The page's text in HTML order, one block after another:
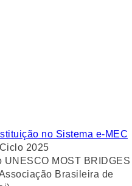
no Sistema e-MEC